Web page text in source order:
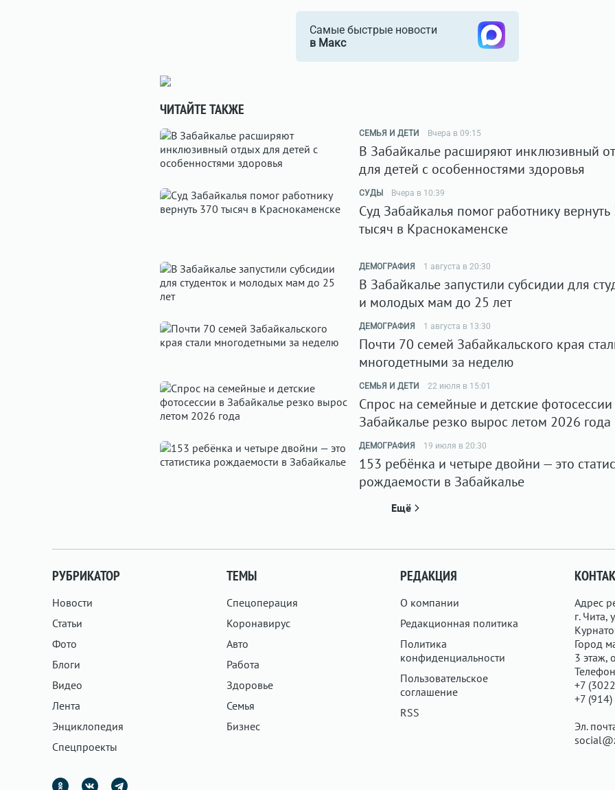
Самые быстрые новости
в Макс
ЧИТАЙТЕ ТАКЖЕ
СЕМЬЯ И ДЕТИ Вчера в 09:15
В Забайкалье расширяют инклюзивный
для детей с особенностями здоровья
СУДЫ Вчера в 10:39
Суд Забайкалья помог работнику вернуть
тысяч в Краснокаменске
ДЕМОГРАФИЯ 1 августа в 20:30
В Забайкалье запустили субсидии для
и молодых мам до 25 лет
ДЕМОГРАФИЯ 1 августа в 13:30
Почти 70 семей Забайкальского края
многодетными за неделю
СЕМЬЯ И ДЕТИ 22 июля в 15:01
Спрос на семейные и детские фотосессии
Забайкалье резко вырос летом 2026 года
ДЕМОГРАФИЯ 19 июля в 20:30
153 ребёнка и четыре двойни — это
рождаемости в Забайкалье
Ещё
РУБРИКАТОР
Новости
Статьи
Фото
Блоги
Видео
Лента
Энциклопедия
Спецпроекты
ТЕМЫ
Спецоперация
Коронавирус
Авто
Работа
Здоровье
Семья
Бизнес
РЕДАКЦИЯ
О компании
Редакционная политика
Политика
конфиденциальности
Пользовательское
соглашение
RSS
Адрес
г. Чита,
Город
3 этаж,
+7
+7
Эл.